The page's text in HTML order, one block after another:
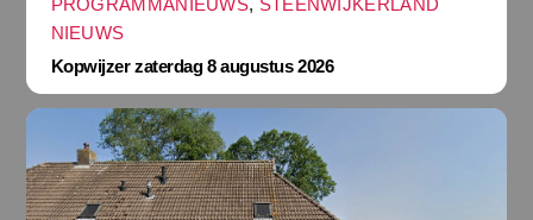
NIEUWS
Kopwijzer zaterdag 8 augustus 2026